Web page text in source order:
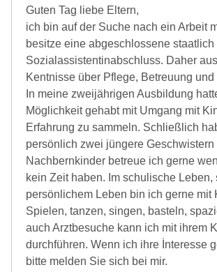
Guten Tag liebe Eltern,
ich bin auf der Suche nach ein Arbeit
besitze eine abgeschlossene staatlich
Sozialassistentinabschluss. Daher
Kentnisse über Pflege, Betreuung und
In meine zweijährigen Ausbildung
Möglichkeit gehabt mit Umgang mit
Erfahrung zu sammeln. Schließlich
persönlich zwei jüngere Geschwistern
Nachbernkinder betreue ich gerne
kein Zeit haben. Im schulische Leben,
persönlichem Leben bin ich gerne mit
Spielen, tanzen, singen, basteln,
auch Arztbesuche kann ich mit ihrem
durchführen. Wenn ich ihre İnteresse
bitte melden Sie sich bei mir.